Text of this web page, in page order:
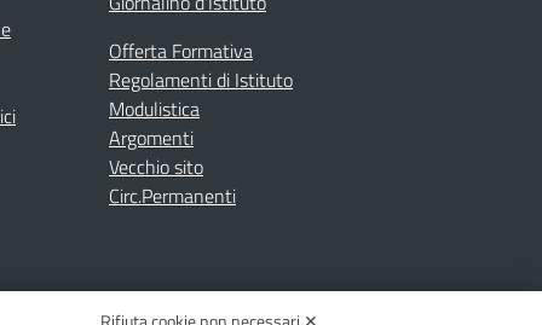
Offerta Formativa
Regolamenti di Istituto
Modulistica
Argomenti
Vecchio sito
Circ.Permanenti